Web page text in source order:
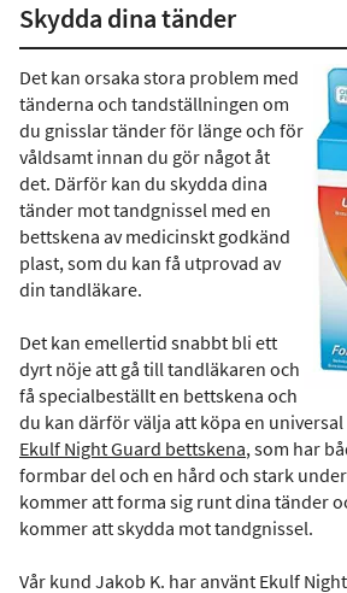
Skydda dina tänder
Det kan orsaka stora problem med
tänderna och tandställningen om
du gnisslar tänder för länge och för
våldsamt innan du gör något åt ​​
det. Därför kan du skydda dina
tänder mot tandgnissel med en
bettskena av medicinskt godkänd
plast, som du kan få utprovad av
din tandläkare.
Det kan emellertid snabbt bli ett
dyrt nöje att gå till tandläkaren och
få specialbeställt en bettskena och
du kan därför välja att köpa en
Ekulf Night Guard bettskena, som har
formbar del och en hård och stark
kommer att forma sig runt dina tänder
kommer att skydda mot tandgnissel.
Vår kund Jakob K. har använt Ekulf